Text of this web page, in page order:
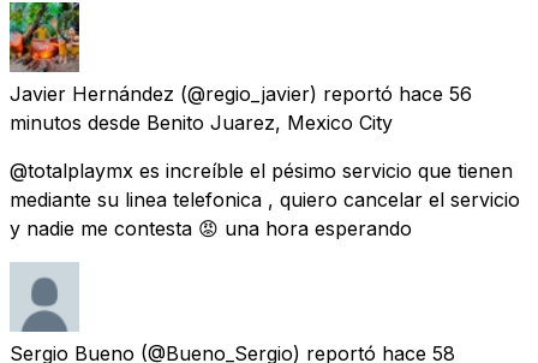
Javier Hernández (@regio_javier) reportó hace 56
minutos desde Benito Juarez, Mexico City
@totalplaymx es increíble el pésimo servicio que tienen
mediante su linea telefonica , quiero cancelar el servicio
y nadie me contesta 😡 una hora esperando
Sergio Bueno (@Bueno_Sergio) reportó hace 58